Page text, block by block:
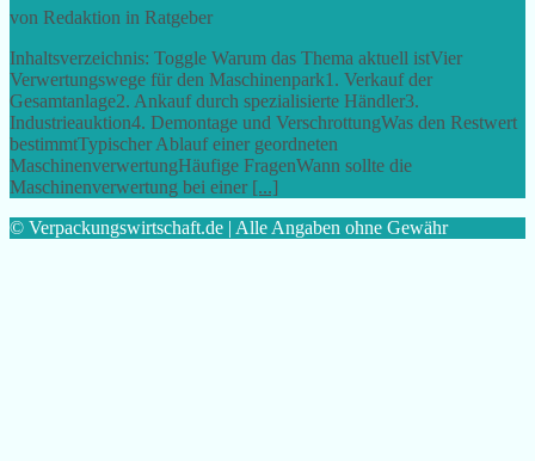
von Redaktion in Ratgeber
Inhaltsverzeichnis: Toggle Warum das Thema aktuell istVier
Verwertungswege für den Maschinenpark1. Verkauf der
Gesamtanlage2. Ankauf durch spezialisierte Händler3.
Industrieauktion4. Demontage und VerschrottungWas den Restwert
bestimmtTypischer Ablauf einer geordneten
MaschinenverwertungHäufige FragenWann sollte die
Maschinenverwertung bei einer [...]
© Verpackungswirtschaft.de | Alle Angaben ohne Gewähr